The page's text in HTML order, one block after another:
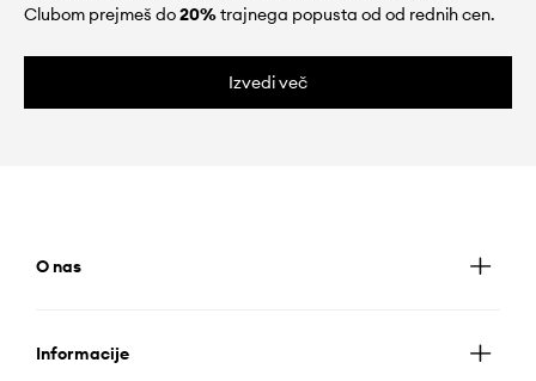
Clubom prejmeš do20%trajnega popusta od od rednih cen.
Izvedi več
O nas
Informacije